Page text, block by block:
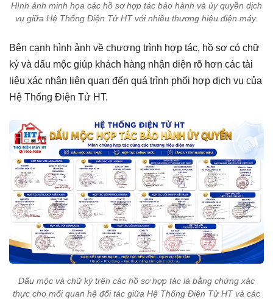
Hình ảnh minh họa các hồ sơ hợp tác bảo hành và ủy quyền dịch
vụ giữa Hệ Thống Điện Tử HT với nhiều thương hiệu điện máy.
Bên cạnh hình ảnh về chương trình hợp tác, hồ sơ có chữ
ký và dấu mộc giúp khách hàng nhận diện rõ hơn các tài
liệu xác nhận liên quan đến quá trình phối hợp dịch vụ của
Hệ Thống Điện Tử HT.
Dấu mộc và chữ ký trên các hồ sơ hợp tác là bằng chứng xác
thực cho mối quan hệ đối tác giữa Hệ Thống Điện Tử HT và các